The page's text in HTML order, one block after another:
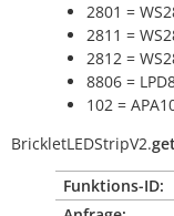
2801 =
2811 =
2812 =
8806 =
102 =
BrickletLEDStripV2.
Funktions-ID: